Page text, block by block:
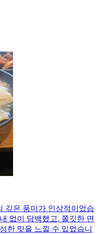
깊은 풍미가 인상적이었습
없이 담백했고, 쫄깃한 면
한 맛을 느낄 수 있었습니